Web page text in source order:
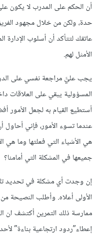
أن الحكم على المدرب لا يكون
حدة، ولكن من خلال مجهود
عاتقك لتتأكد أن أسلوب
الأمثل لهم.
يجب عليَّ مراجعة نفسي على
المسؤولية يبقي على العلاقات
أستطيع القيام به لجعل الأمور
عندما تسوء الأمور، فإني
هي الأشياء التي فعلتها وما هي
جميعها في المشكلة التي أمامنا؟
إن وجدت أي مشكلة في تحديد
الأولى أعلاه. وأطلب النصيحة
ممارسة ذلك التمرين أكتشف ان
إعطاء”ردود ارتجاعية بناءة”